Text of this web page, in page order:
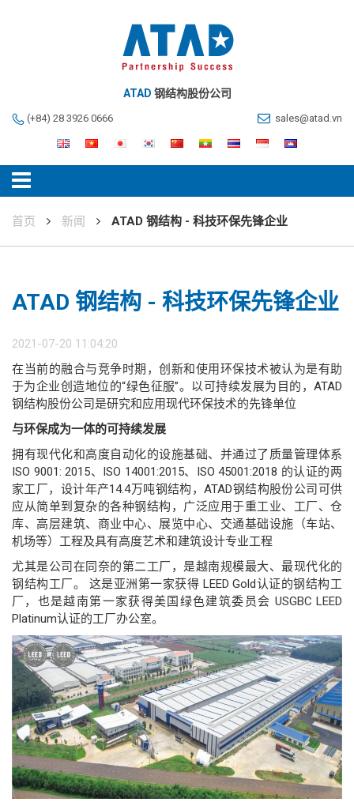
ATAD 钢结构股份公司
(+84) 28 3926 0666 sales@atad.vn
首页 新闻 ATAD 钢结构 - 科技环保先锋企业
ATAD 钢结构 - 科技环保先锋企业
2021-07-20 11:04:20
在当前的融合与竞争时期，创新和使用环保技术被认为是有助
于为企业创造地位的“绿色征服”。以可持续发展为目的，ATAD
钢结构股份公司是研究和应用现代环保技术的先锋单位
与环保成为一体的可持续发展
拥有现代化和高度自动化的设施基础、并通过了质量管理体系
ISO 9001: 2015、ISO 14001:2015、ISO 45001:2018 的认证的两
家工厂，设计年产14.4万吨钢结构，ATAD钢结构股份公司可供
应从简单到复杂的各种钢结构，广泛应用于重工业、工厂、仓
库、高层建筑、商业中心、展览中心、交通基础设施（车站、
机场等）工程及具有高度艺术和建筑设计专业工程
尤其是公司在同奈的第二工厂，是越南规模最大、最现代化的
钢结构工厂。 这是亚洲第一家获得 LEED Gold认证的钢结构工
厂，也是越南第一家获得美国绿色建筑委员会 USGBC LEED
Platinum认证的工厂办公室。